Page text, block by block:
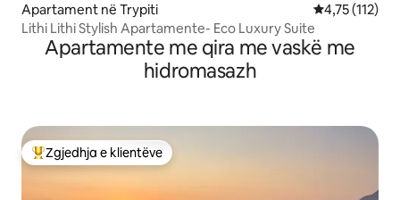
Apartament në Trypiti Vlerësimi
4,75 (112)
Lithi Lithi Stylish Apartamente- Eco Luxury Suite
Apartamente me qira me vaskë me
hidromasazh
Më të mirat e zgjedhjeve të klientëve
Zgjedhja e klientëve